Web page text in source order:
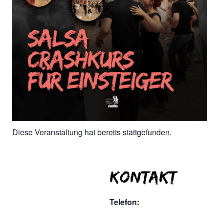
Diese Veranstaltung hat bereits stattgefunden.
Kontakt
Telefon: